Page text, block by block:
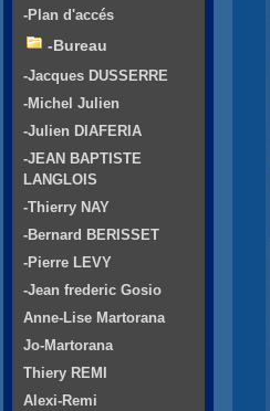
-Plan d'accés
-Bureau
-Jacques DUSSERRE
-Michel Julien
-Julien DIAFERIA
-JEAN BAPTISTE
LANGLOIS
-Thierry NAY
-Bernard BERISSET
-Pierre LEVY
-Jean frederic Gosio
Anne-Lise Martorana
Jo-Martorana
Thiery REMI
Alexi-Remi